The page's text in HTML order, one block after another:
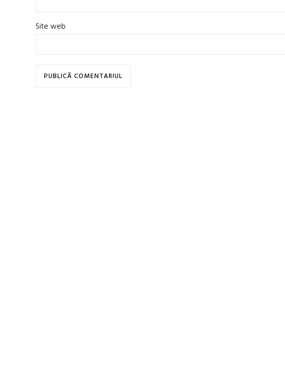
Site web